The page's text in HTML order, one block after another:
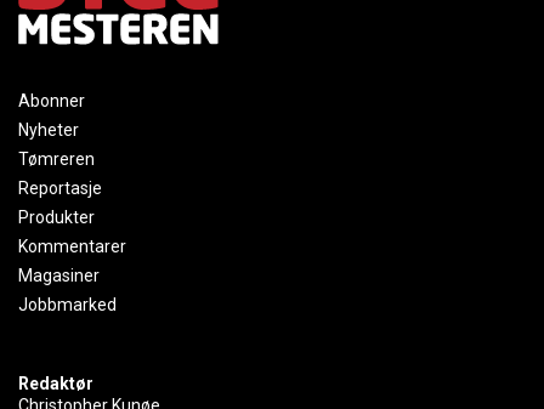
Abonner
Nyheter
Tømreren
Reportasje
Produkter
Kommentarer
Magasiner
Jobbmarked
Redaktør